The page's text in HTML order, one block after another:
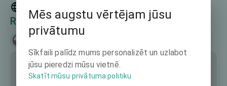
Runātās valodas
Mēs augstu vērtējam jūsu
privātumu
Sīkfaili palīdz mums personalizēt un uzlabot
jūsu pieredzi mūsu vietnē.
Skatīt mūsu privātuma politiku